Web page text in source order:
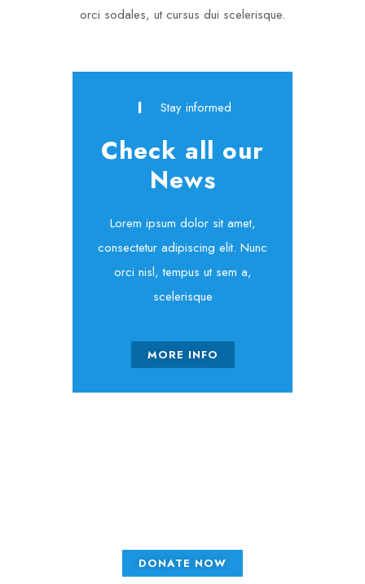
orci sodales, ut cursus dui scelerisque.
Stay informed
Check all our
News
Lorem ipsum dolor sit amet,
consectetur adipiscing elit. Nunc
orci nisl, tempus ut sem a,
scelerisque
MORE INFO
DONATE NOW